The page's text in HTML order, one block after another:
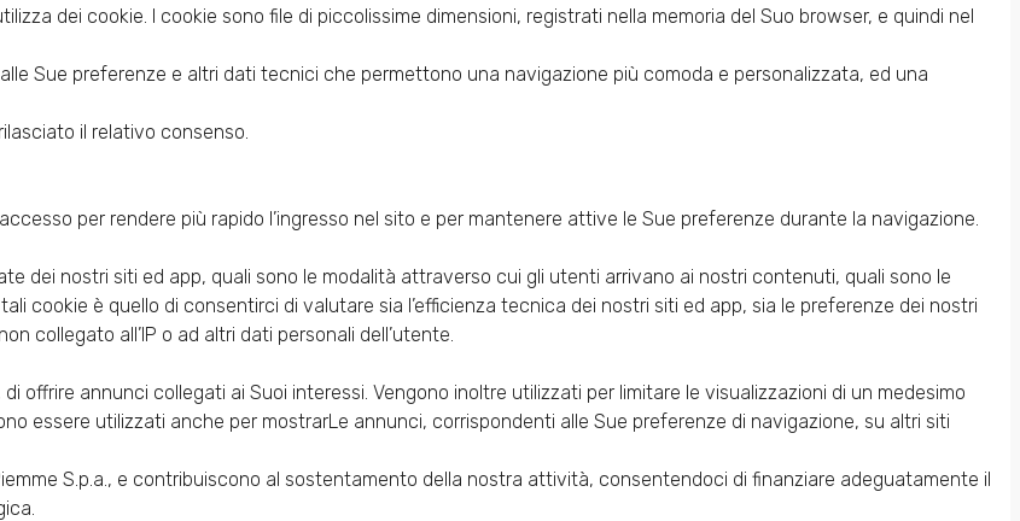
dei cookie. I cookie sono file di piccolissime dimensioni, registrati nella memoria del Suo browser, e quindi nel
Sue preferenze e altri dati tecnici che permettono una navigazione più comoda e personalizzata, ed una
il relativo consenso.
per rendere più rapido l’ingresso nel sito e per mantenere attive le Sue preferenze durante la navigazione.
dei nostri siti ed app, quali sono le modalità attraverso cui gli utenti arrivano ai nostri contenuti, quali sono le
cookie è quello di consentirci di valutare sia l’efficienza tecnica dei nostri siti ed app, sia le preferenze dei nostri
collegato all’IP o ad altri dati personali dell’utente.
offrire annunci collegati ai Suoi interessi. Vengono inoltre utilizzati per limitare le visualizzazioni di un medesimo
essere utilizzati anche per mostrarLe annunci, corrispondenti alle Sue preferenze di navigazione, su altri siti
S.p.a., e contribuiscono al sostentamento della nostra attività, consentendoci di finanziare adeguatamente il